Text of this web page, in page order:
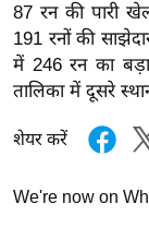
श
ख्सि
य
यं
इं
87 रन की पारी
191 रनों की
में 246 रन का
तालिका में दूसरे
शेयर करें
We're now on